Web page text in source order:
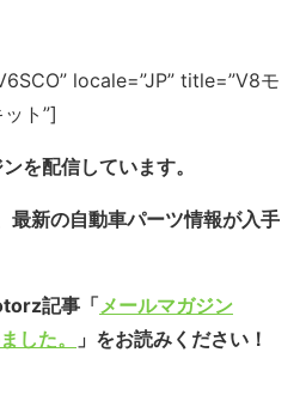
locale=”JP” title=”V8モ
ト”]
を配信しています。
最新の自動車パーツ情報が入手
記事「メールマガジン
した。
」をお読みください！